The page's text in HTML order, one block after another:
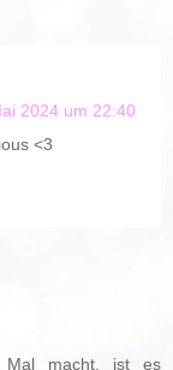
2024 um 22:40
<3
macht, ist es